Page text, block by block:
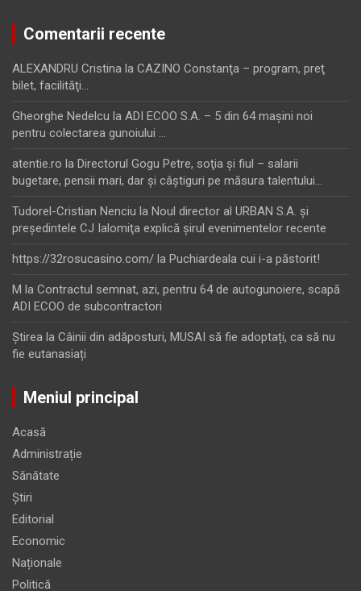
Comentarii recente
ALEXANDRU Cristina la CAZINO Constanţa – program, preţ
bilet, facilităţi…
Gheorghe Nedelcu la ADI ECOO S.A. – 5 din 64 maşini noi
pentru colectarea gunoiului …
atentie.ro la Directorul Gogu Petre, soţia şi fiul – salarii
bugetare, pensii mari, dar şi câştiguri pe măsura talentului…
Tudorel-Cristian Nenciu la Noul director al URBAN S.A. şi
preşedintele CJ Ialomiţa explică şirul evenimentelor recente
https://32rosucasino.com/ la Puchiardeala cui i-a păstorit!
M la Contractul semnat, azi, pentru 64 de autogunoiere, scapă
ADI ECOO de subcontractori
Ştirea la Câinii din adăposturi, MUSAI să fie adoptați, ca să nu
fie eutanasiați
Meniul principal
Acasă
Administrație
Sănătate
Știri
Editorial
Economic
Naționale
Politică